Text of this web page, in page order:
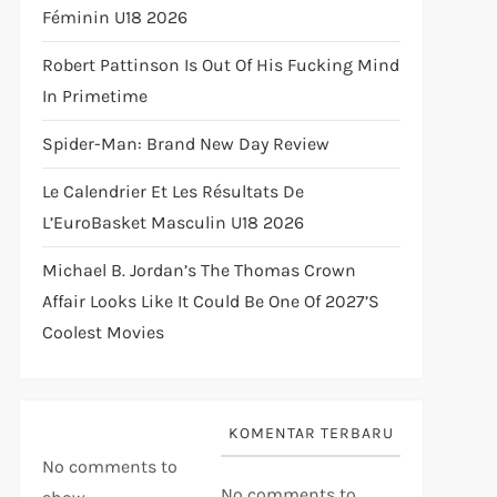
Féminin U18 2026
Robert Pattinson Is Out Of His Fucking Mind
In Primetime
Spider-Man: Brand New Day Review
Le Calendrier Et Les Résultats De
L’EuroBasket Masculin U18 2026
Michael B. Jordan’s The Thomas Crown
Affair Looks Like It Could Be One Of 2027’s
Coolest Movies
No comments to
KOMENTAR TERBARU